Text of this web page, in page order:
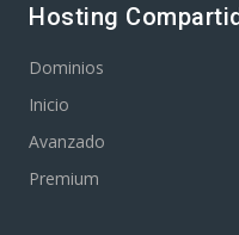
Hosting
Dominios
Inicio
Avanzado
Premium